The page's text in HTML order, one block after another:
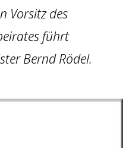
Vorsitz des
führt
Bernd Rödel.